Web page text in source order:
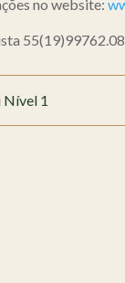
no website:
Nível 1